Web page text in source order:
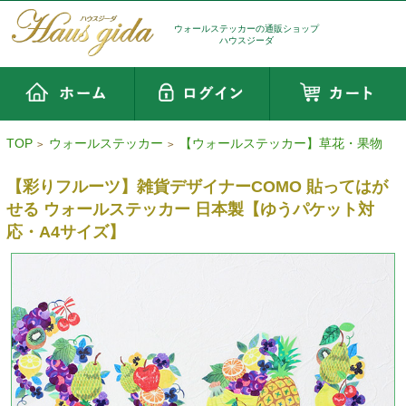
ウォールステッカーの通販ショップ
ハウスジーダ
TOP > ウォールステッカー > 【ウォールステッカー】草花・果物
【彩りフルーツ】雑貨デザイナーCOMO 貼ってはが
せる ウォールステッカー 日本製【ゆうパケット対
応・A4サイズ】